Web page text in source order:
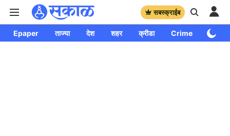
सबस्क्राईब
Epaper ताज्या देश शहर क्रीडा Crime